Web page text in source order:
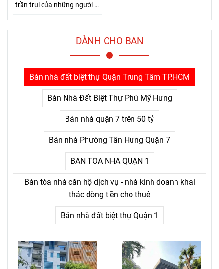
trần trụi của những người đi
người chỉ nhận ra sau khi đã
phải là khó khăn lớn, mà là
nỗi đau kéo dài không thấy
điểm kết.
DÀNH CHO BẠN
Bán nhà đất biệt thự Quận Trung Tâm TP.HCM
Bán Nhà Đất Biệt Thự Phú Mỹ Hưng
Bán nhà quận 7 trên 50 tỷ
Bán nhà Phường Tân Hưng Quận 7
BÁN TOÀ NHÀ QUẬN 1
Bán tòa nhà căn hộ dịch vụ - nhà kinh doanh khai
thác dòng tiền cho thuê
Bán nhà đất biệt thự Quận 1